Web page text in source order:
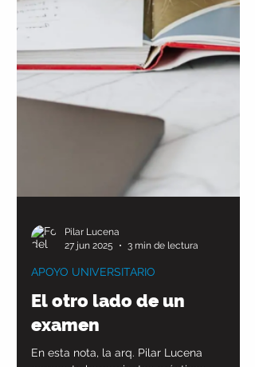
Pilar Lucena
27 jun 2025
3 min de lectura